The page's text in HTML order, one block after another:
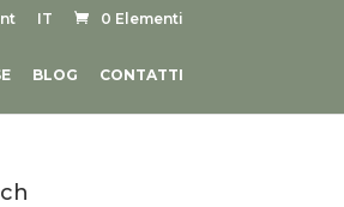
IT 0 Elementi
BLOG CONTATTI